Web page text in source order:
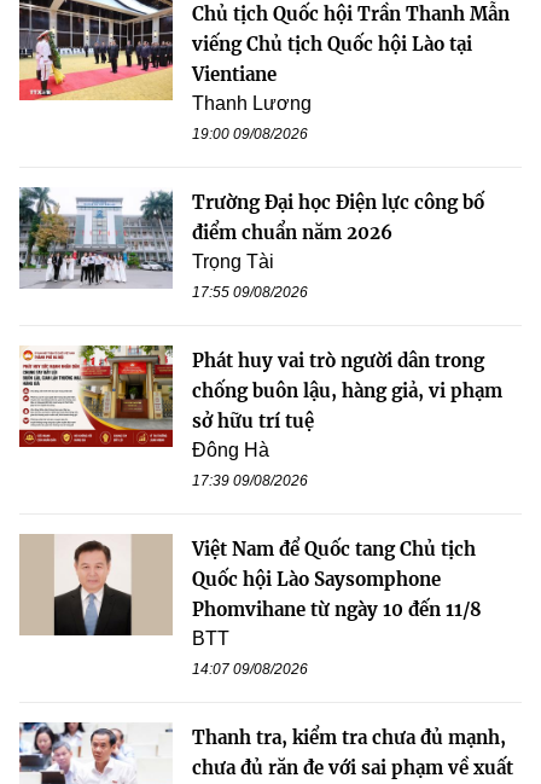
Chủ tịch Quốc hội Trần Thanh Mẫn
viếng Chủ tịch Quốc hội Lào tại
Vientiane
Thanh Lương
19:00 09/08/2026
Trường Đại học Điện lực công bố
điểm chuẩn năm 2026
Trọng Tài
17:55 09/08/2026
Phát huy vai trò người dân trong
chống buôn lậu, hàng giả, vi phạm
sở hữu trí tuệ
Đông Hà
17:39 09/08/2026
Việt Nam để Quốc tang Chủ tịch
Quốc hội Lào Saysomphone
Phomvihane từ ngày 10 đến 11/8
BTT
14:07 09/08/2026
Thanh tra, kiểm tra chưa đủ mạnh,
chưa đủ răn đe với sai phạm về xuất